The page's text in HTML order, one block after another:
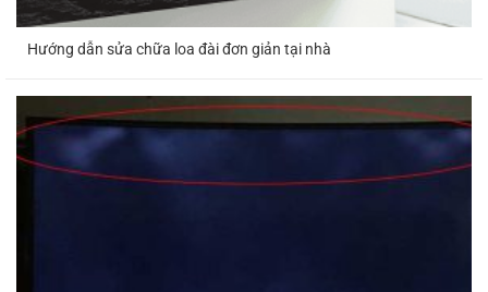
Hướng dẫn sửa chữa loa đài đơn giản tại nhà